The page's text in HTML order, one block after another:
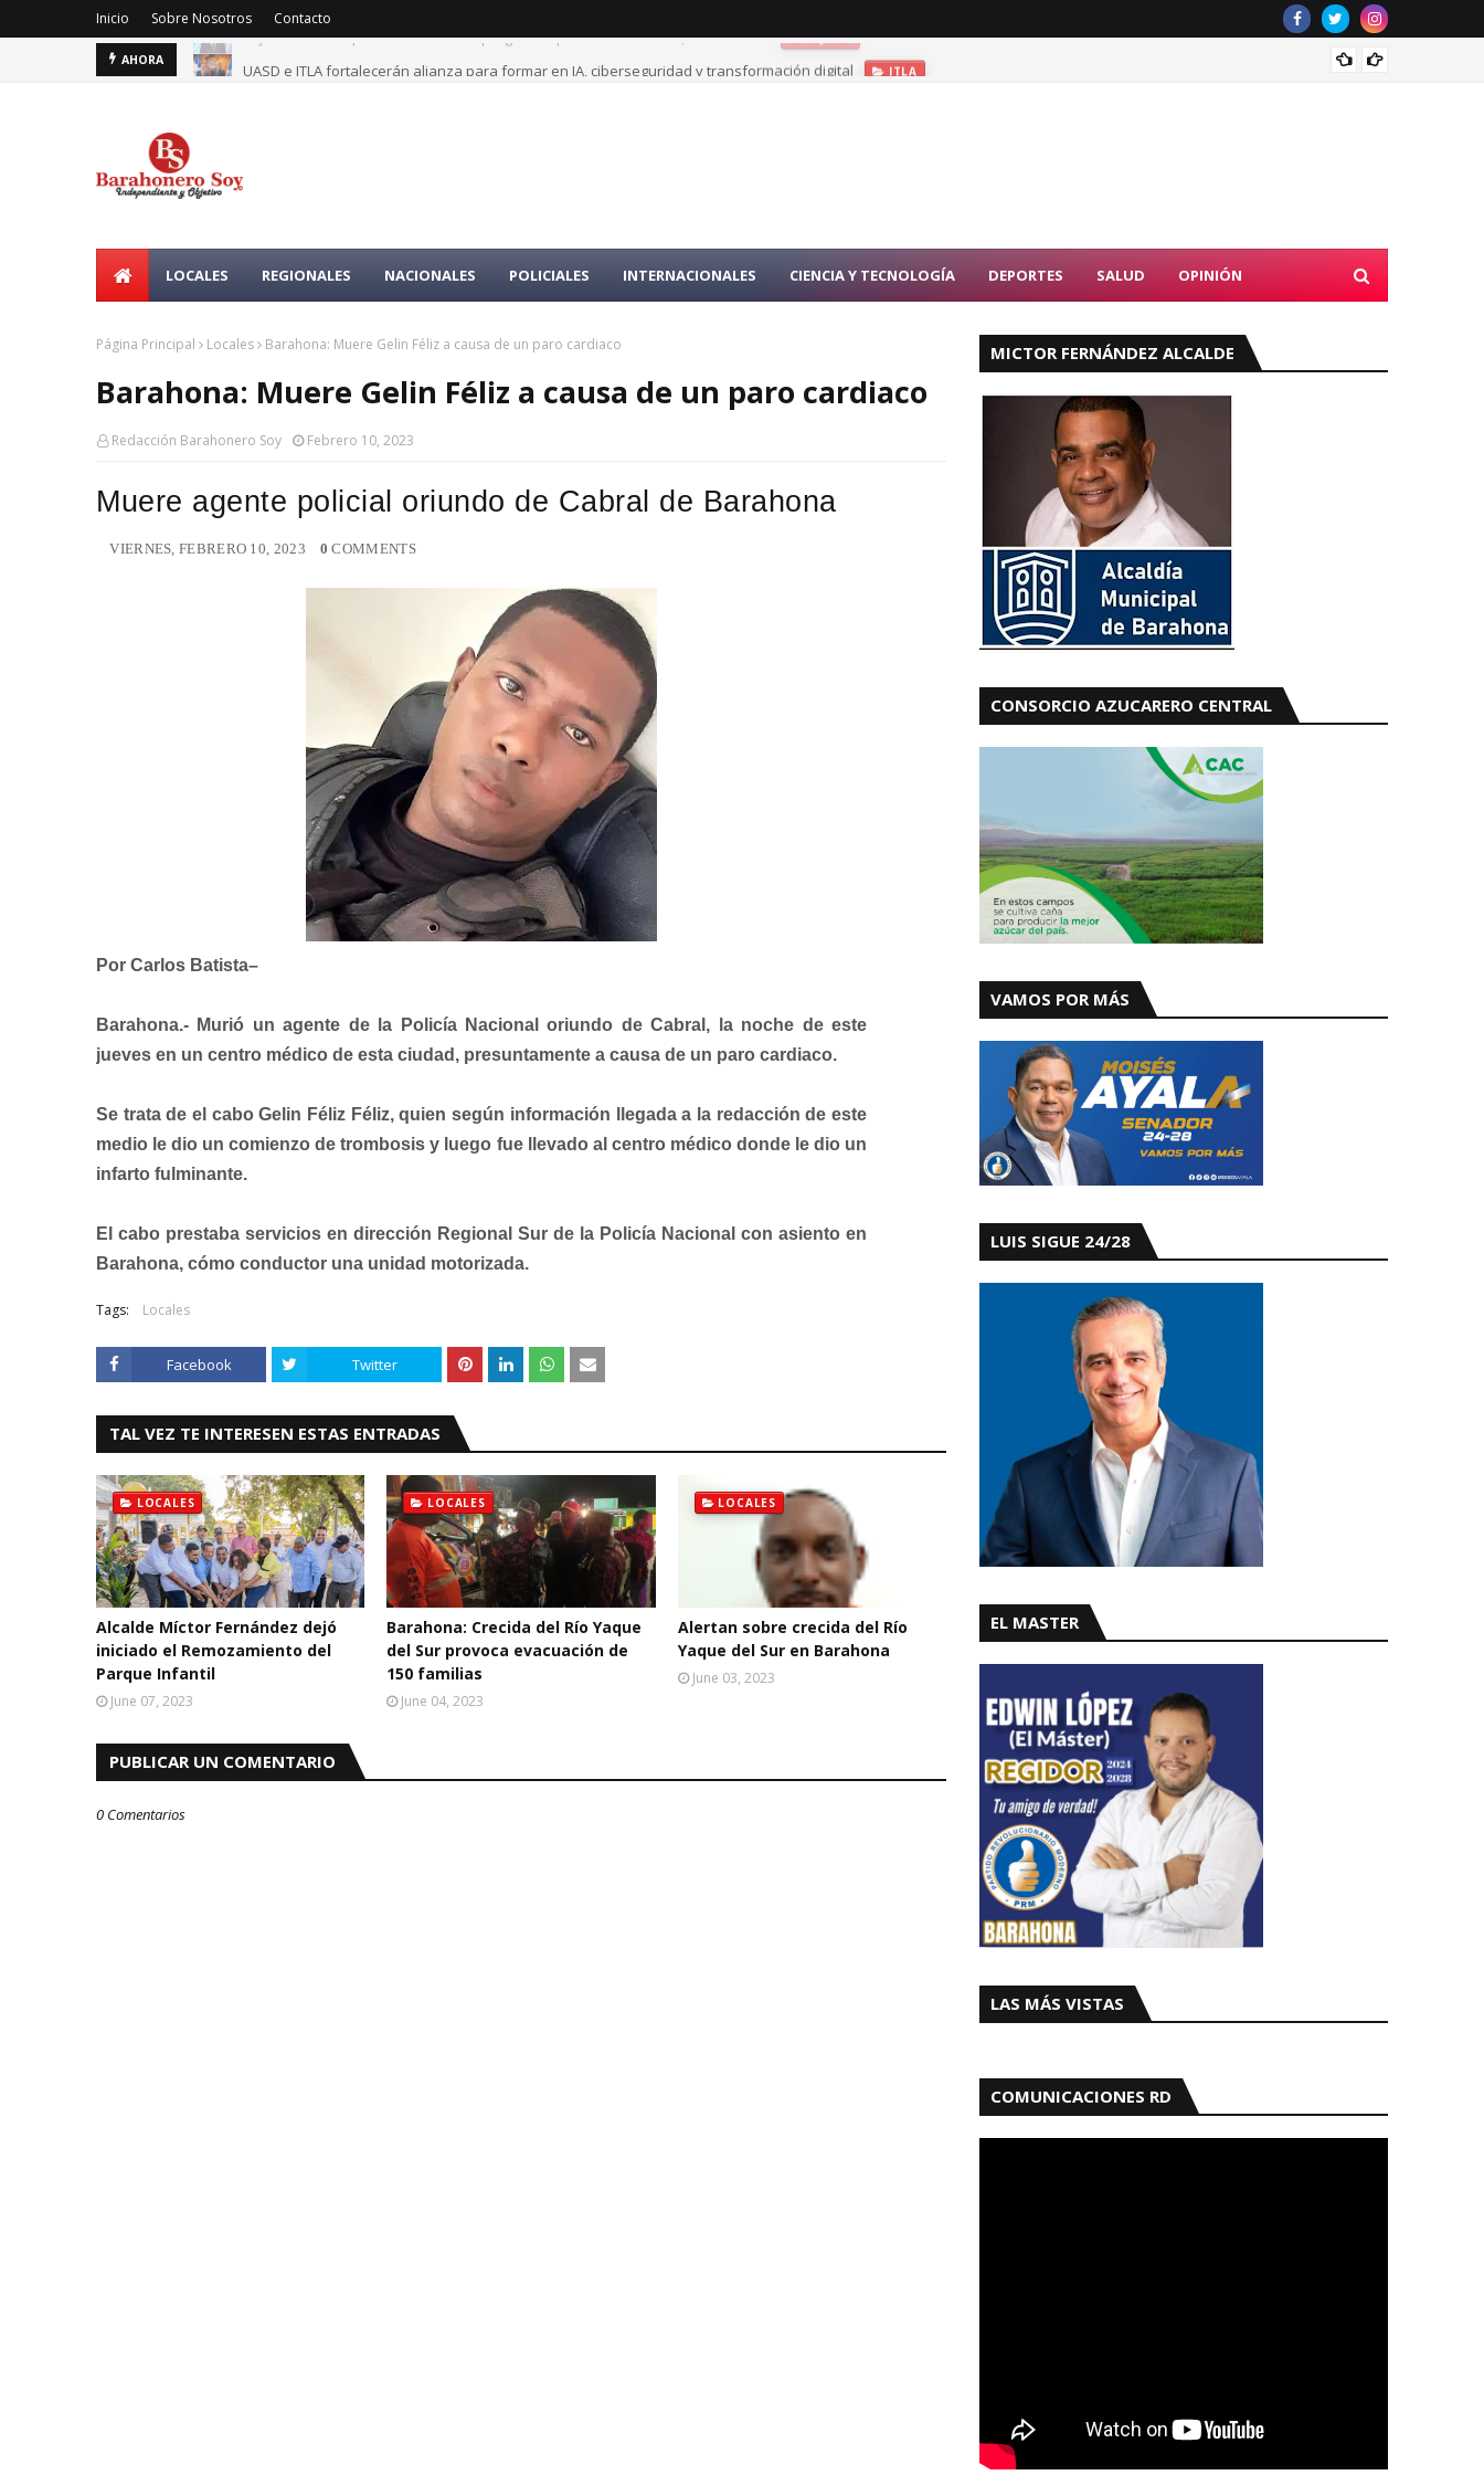
Inicio Sobre Nosotros Contacto
AHORA UASD e ITLA fortalecerán alianza para formar en IA, ciberseguridad y transformación digital ITLA
LOCALES REGIONALES NACIONALES POLICIALES INTERNACIONALES CIENCIA Y TECNOLOGÍA DEPORTES SALUD OPINIÓN
Página Principal Locales Barahona: Muere Gelin Féliz a causa de un paro cardiaco
Barahona: Muere Gelin Féliz a causa de un paro cardiaco
Redacción Barahonero Soy Febrero 10, 2023
Muere agente policial oriundo de Cabral de Barahona
VIERNES, FEBRERO 10, 2023 0 COMMENTS
Por Carlos Batista–
Barahona.- Murió un agente de la Policía Nacional oriundo de Cabral, la noche de este
jueves en un centro médico de esta ciudad, presuntamente a causa de un paro cardiaco.
Se trata de el cabo Gelin Féliz Féliz, quien según información llegada a la redacción de este
medio le dio un comienzo de trombosis y luego fue llevado al centro médico donde le dio un
infarto fulminante.
El cabo prestaba servicios en dirección Regional Sur de la Policía Nacional con asiento en
Barahona, cómo conductor una unidad motorizada.
Tags: Locales
Facebook Twitter
TAL VEZ TE INTERESEN ESTAS ENTRADAS
LOCALES
Alcalde Míctor Fernández dejó
iniciado el Remozamiento del
Parque Infantil
June 07, 2023
LOCALES
Barahona: Crecida del Río Yaque
del Sur provoca evacuación de
150 familias
June 04, 2023
LOCALES
Alertan sobre crecida del Río
Yaque del Sur en Barahona
June 03, 2023
PUBLICAR UN COMENTARIO
0 Comentarios
MICTOR FERNÁNDEZ ALCALDE
CONSORCIO AZUCARERO CENTRAL
VAMOS POR MÁS
LUIS SIGUE 24/28
EL MASTER
LAS MÁS VISTAS
COMUNICACIONES RD